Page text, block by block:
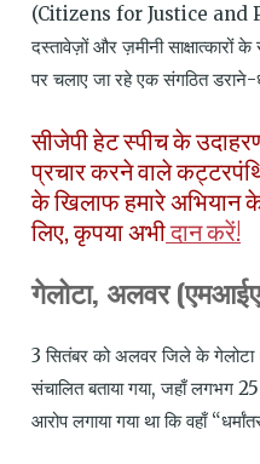
(Citizens for Justice and
दस्तावेज़ों और ज़मीनी साक्षात्कारों
पर चलाए जा रहे एक संगठित
सीजेपी हेट स्पीच के
प्रचार करने वाले
के खिलाफ हमारे अभियान
लिए, कृपया अभीदान करें!
गेलोटा, अलवर
3सितंबर को अलवर जिले के गेलोटा
संचालित बताया गया,जहाँ लगभग
आरोप लगाया गया था कि वहाँ